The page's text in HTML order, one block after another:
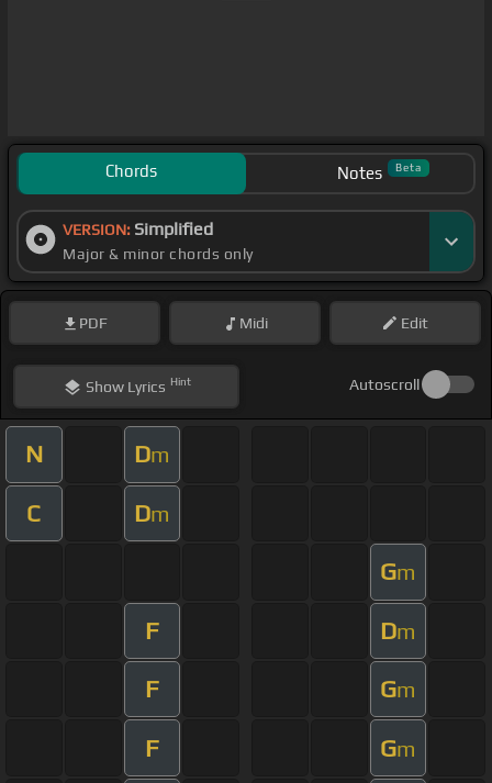
Chords Notes Beta
VERSION: Simplified
Major & minor chords only
PDF Midi Edit
ShowLyrics Hint Autoscroll
N Dm
C Dm
Gm
F Dm
F Gm
F Gm